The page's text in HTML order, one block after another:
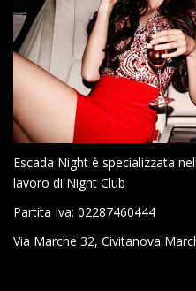
Escada Night è specializzata
lavoro di Night Club
Partita Iva: 02287460444
Via Marche 32, Civitanova